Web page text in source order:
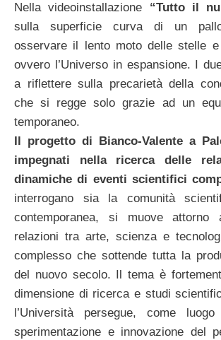
Nella videoinstallazione “Tutto il
sulla superficie curva di un
osservare il lento moto delle stelle
ovvero l’Universo in espansione. I
a riflettere sulla precarietà della
che si regge solo grazie ad un
temporaneo.
Il progetto di Bianco-Valente a
impegnati nella ricerca delle
dinamiche di eventi scientifici
interrogano sia la comunità
contemporanea, si muove attorno
relazioni tra arte, scienza e
complesso che sottende tutta la
del nuovo secolo. Il tema è
dimensione di ricerca e studi
l’Università persegue, come
sperimentazione e innovazione del